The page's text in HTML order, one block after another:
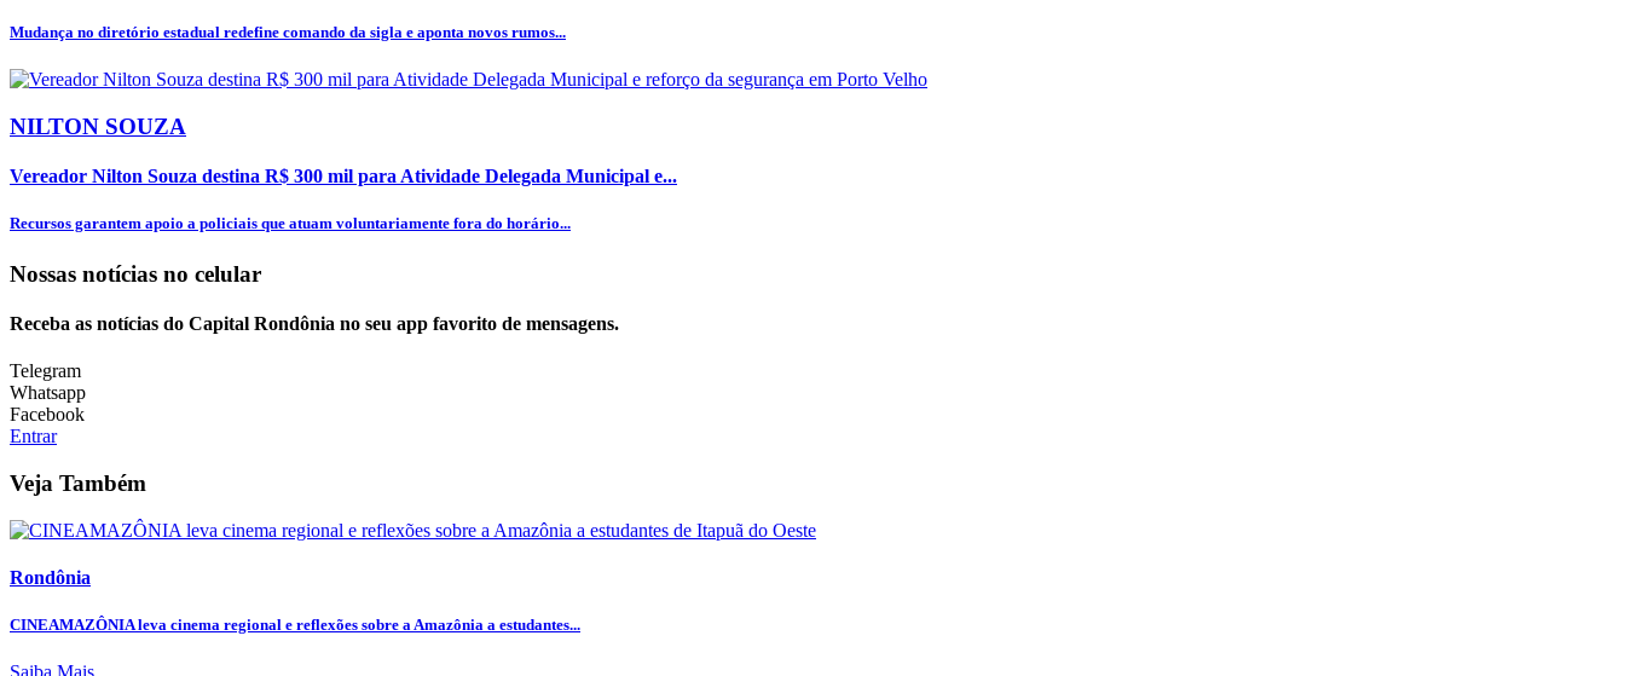
Mudança no diretório estadual redefine comando da sigla e aponta novos rumos...
NILTON SOUZA
Vereador Nilton Souza destina R$ 300 mil para Atividade Delegada Municipal e...
Recursos garantem apoio a policiais que atuam voluntariamente fora do horário...
Nossas notícias no celular
Receba as notícias do Capital Rondônia no seu app favorito de mensagens.
Telegram
Whatsapp
Facebook
Entrar
Veja Também
Rondônia
CINEAMAZÔNIA leva cinema regional e reflexões sobre a Amazônia a estudantes...